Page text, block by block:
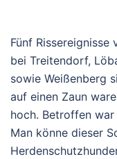
Fünf Rissereignisse
bei Treitendorf,
sowie Weißenberg
auf einen Zaun
hoch. Betroffen
Man könne dieser